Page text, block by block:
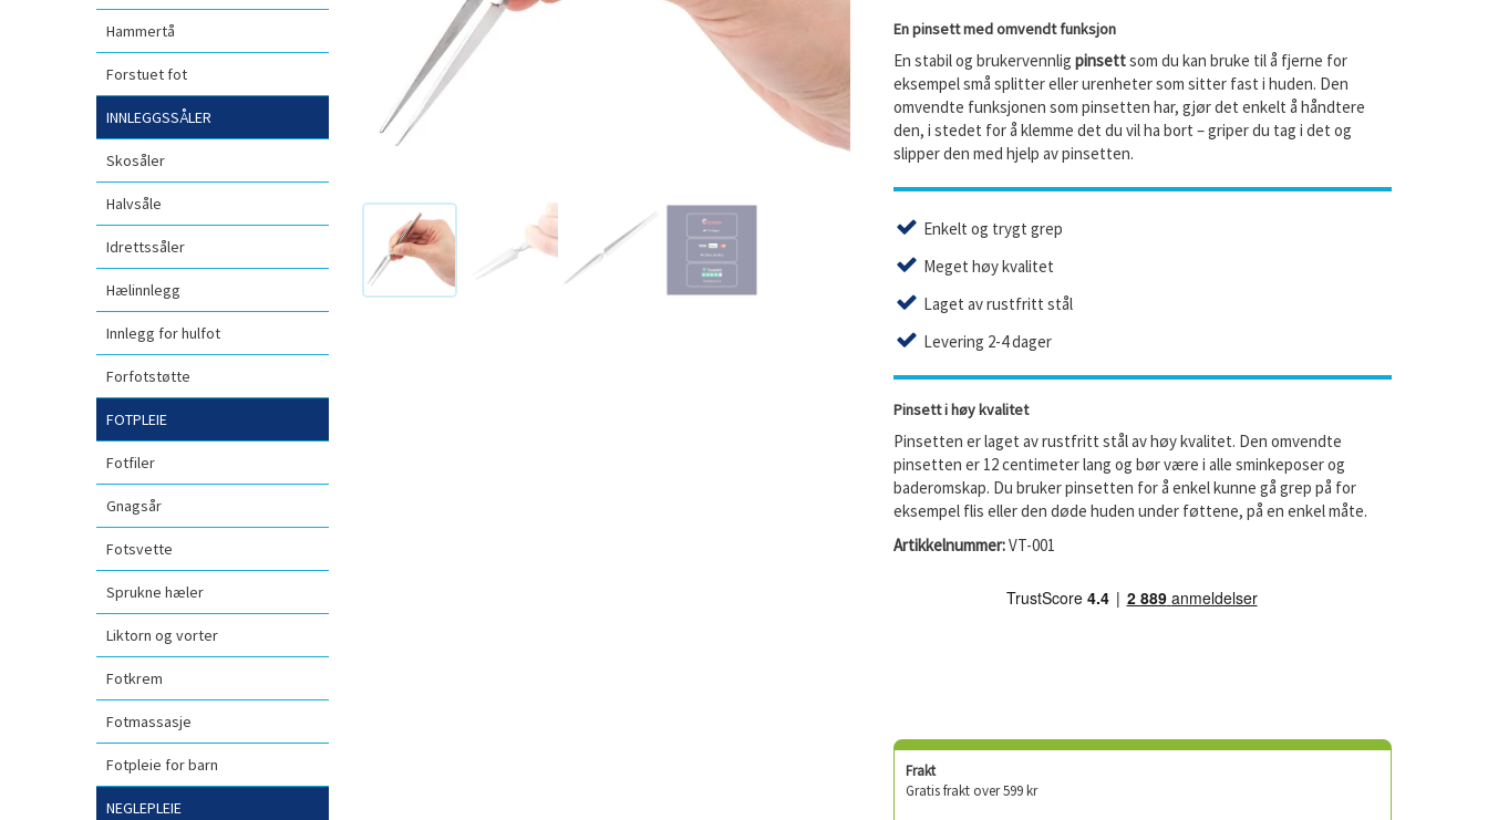
Hammertå
Forstuet fot
INNLEGGSSÅLER
Skosåler
Halvsåle
Idrettssåler
Hælinnlegg
Innlegg for hulfot
Forfotstøtte
FOTPLEIE
Fotfiler
Gnagsår
Fotsvette
Sprukne hæler
Liktorn og vorter
Fotkrem
Fotmassasje
Fotpleie for barn
NEGLEPLEIE
En pinsett med omvendt funksjon
En stabil og brukervennlig pinsettsom du kan bruke til å fjerne for
eksempel små splitter eller urenheter som sitter fast i huden. Den
omvendte funksjonen som pinsetten har, gjør det enkelt å håndtere
den, i stedet for å klemme det du vil ha bort – griper du tag i det og
slipper den med hjelp av pinsetten.
Enkelt og trygt grep
Meget høy kvalitet
Laget av rustfritt stål
Levering 2-4 dager
Pinsett i høy kvalitet
Pinsetten er laget av rustfritt stål av høy kvalitet. Den omvendte
pinsetten er 12 centimeter lang og bør være i alle sminkeposer og
baderomskap. Du bruker pinsetten for å enkel kunne gå grep på for
eksempel flis eller den døde huden under føttene, på en enkel måte.
Artikkelnummer:VT-001
Frakt
Gratis frakt over 599 kr